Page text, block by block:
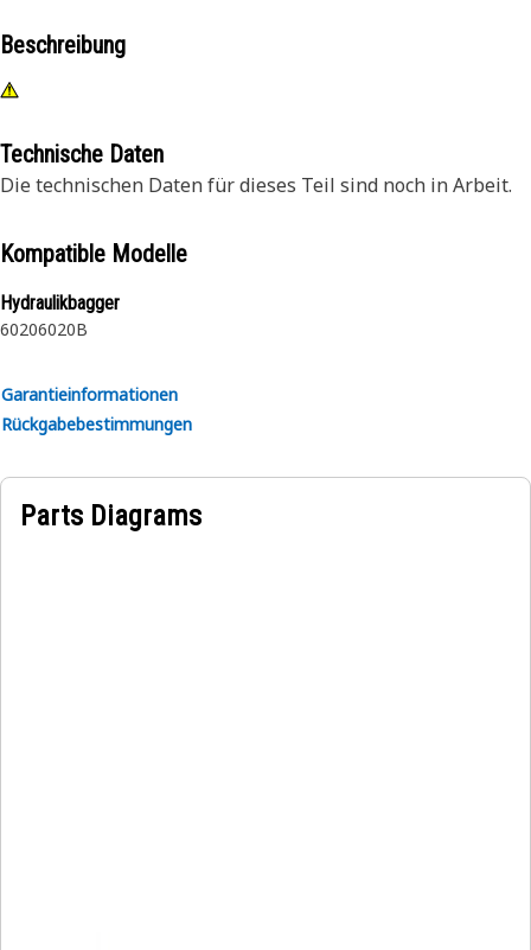
Beschreibung
Technische Daten
Die technischen Daten für dieses Teil sind noch in Arbeit.
Kompatible Modelle
Hydraulikbagger
60206020B
Garantieinformationen
Rückgabebestimmungen
Parts Diagrams